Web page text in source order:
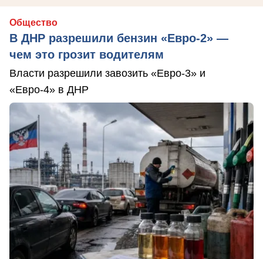
Общество
В ДНР разрешили бензин «Евро-2» —
чем это грозит водителям
Власти разрешили завозить «Евро-3» и
«Евро-4» в ДНР